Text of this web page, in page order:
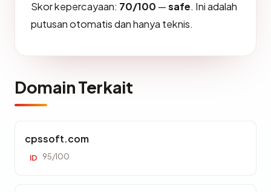
Skor kepercayaan: 70/100 —safe. Ini adalah
putusan otomatis dan hanya teknis.
Domain Terkait
cpssoft.com
ID 95/100